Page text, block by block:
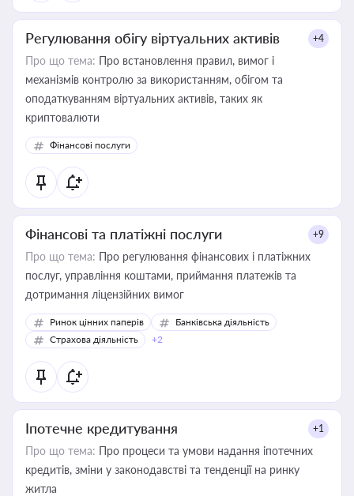
Регулювання обігу віртуальних активів +4
Про що тема: Про встановлення правил, вимог і
механізмів контролю за використанням, обігом та
оподаткуванням віртуальних активів, таких як
криптовалюти
Фінансові послуги
Фінансові та платіжні послуги +9
Про що тема: Про регулювання фінансових і платіжних
послуг, управління коштами, приймання платежів та
дотримання ліцензійних вимог
Ринок цінних паперів
Банківська діяльність
Страхова діяльність
+2
Іпотечне кредитування +1
Про що тема: Про процеси та умови надання іпотечних
кредитів, зміни у законодавстві та тенденції на ринку
житла